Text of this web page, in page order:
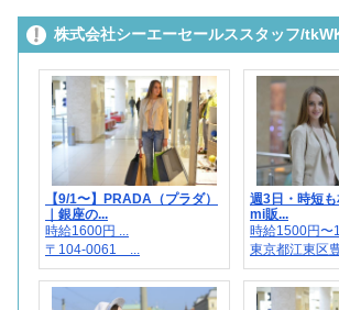
株式会社シーエーセールススタッフ/
【9/1〜】PRADA（プラダ）
｜銀座の...
時給1600円 ...
〒104-0061 ...
週3日・時短
mi販...
時給1500円〜
東京都江東区